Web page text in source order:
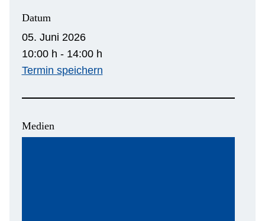
Datum
05. Juni 2026
10:00 h - 14:00 h
Termin speichern
Medien